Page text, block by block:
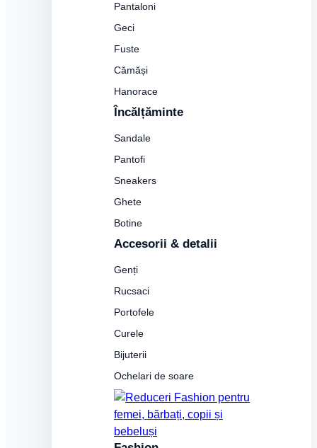
Pantaloni
Geci
Fuste
Cămăși
Hanorace
Încălțăminte
Sandale
Pantofi
Sneakers
Ghete
Botine
Accesorii & detalii
Genți
Rucsaci
Portofele
Curele
Bijuterii
Ochelari de soare